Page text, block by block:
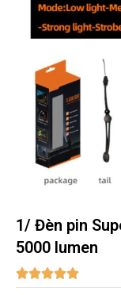
1/ Đèn pin
5000 lumen
